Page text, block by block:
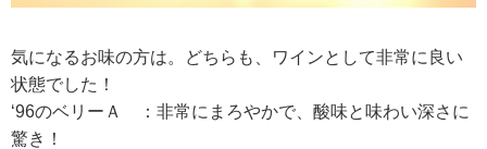
気になるお味の方は。どちらも、ワインとして非常に良い
状態でした！
‘96のベリーＡ ：非常にまろやかで、酸味と味わい深さに
驚き！